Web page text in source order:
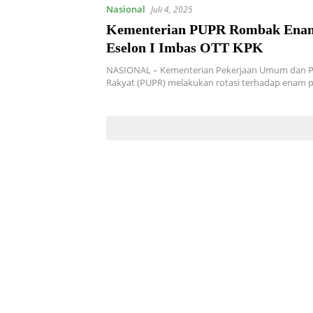
Nasional Juli 4, 2025
Kementerian PUPR Rombak
Eselon I Imbas OTT KPK
NASIONAL – Kementerian Pekerjaan Umum dan
Rakyat (PUPR) melakukan rotasi terhadap enam